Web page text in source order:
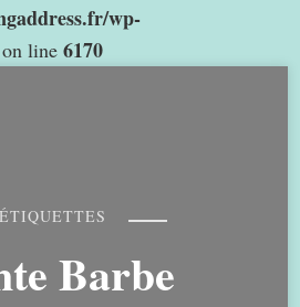
wp-
on line 6170
ÉTIQUETTES
Barbe